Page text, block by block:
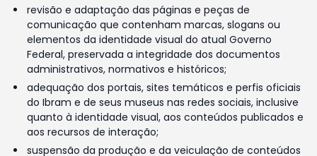
revisão e adaptação das páginas e peças de
comunicação que contenham marcas, slogans ou
elementos da identidade visual do atual Governo
Federal, preservada a integridade dos documentos
administrativos, normativos e históricos;
adequação dos portais, sites temáticos e perfis oficiais
do Ibram e de seus museus nas redes sociais, inclusive
quanto à identidade visual, aos conteúdos publicados e
aos recursos de interação;
suspensão da produção e da veiculação de conteúdos